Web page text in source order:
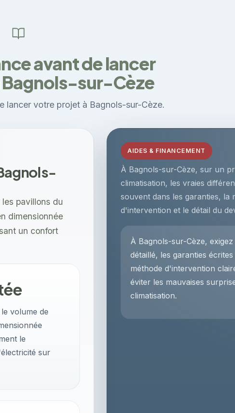
avant de lancer
sur-Cèze
lancer votre projet à Bagnols-sur-Cèze.
AIDES & FINANCEMENT
À Bagnols-sur-Cèze, sur un
climatisation, les vraies
souvent dans les garanties, la
d'intervention et le détail du
À Bagnols-sur-Cèze, exigez
détaillé, les garanties
méthode d'intervention
éviter les mauvaises
climatisation.
pavillons du
dimensionnée
un confort
volume de
le
sur